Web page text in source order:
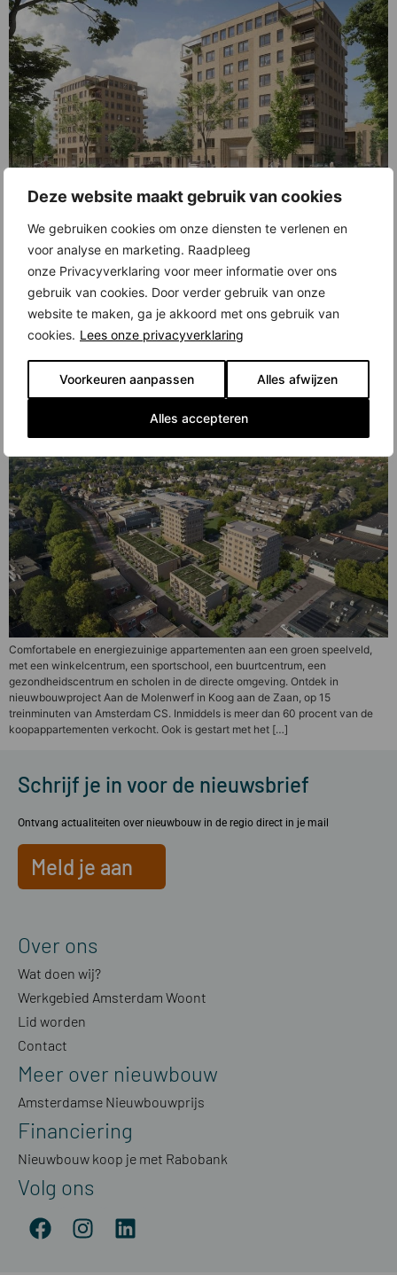
Deze website maakt gebruik van cookies
We gebruiken cookies om onze diensten te verlenen en
voor analyse en marketing. Raadpleeg
onze Privacyverklaring voor meer informatie over ons
gebruik van cookies. Door verder gebruik van onze
website te maken, ga je akkoord met ons gebruik van
cookies. Lees onze privacyverklaring
Voorkeuren aanpassen Alles afwijzen
Alles accepteren
groen, winkels en andere voorzieningen in de buurt? Dan is
nieuwbouwproject Aan de Molenwerf in Koog aan de Zaan iets voor jou. Je
woont hier op vijftien treinminuten van Amsterdam Centraal Station. Er zijn
nog appartementen beschikbaar vanaf 445.000 euro (v.o.n.). Bekijk het […]
Aan de Molenwerf, Koog aan de Zaan, op
15 treinminuten van Amsterdam CS: nog
enkele drie- en
vierkamerappartementen beschikbaar
Comfortabele en energiezuinige appartementen aan een groen speelveld,
met een winkelcentrum, een sportschool, een buurtcentrum, een
gezondheidscentrum en scholen in de directe omgeving. Ontdek in
nieuwbouwproject Aan de Molenwerf in Koog aan de Zaan, op 15
treinminuten van Amsterdam CS. Inmiddels is meer dan 60 procent van de
koopappartementen verkocht. Ook is gestart met het […]
Schrijf je in voor de nieuwsbrief
Ontvang actualiteiten over nieuwbouw in de regio direct in je mail
Meld je aan
Over ons
Wat doen wij?
Werkgebied Amsterdam Woont
Lid worden
Contact
Meer over nieuwbouw
Amsterdamse Nieuwbouwprijs
Financiering
Nieuwbouw koop je met Rabobank
Volg ons